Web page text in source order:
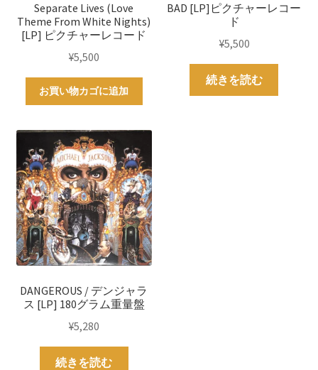
Separate Lives (Love
Theme From White Nights)
[LP] ピクチャーレコード
¥5,500
お買い物カゴに追加
BAD [LP]ピクチャーレコー
ド
¥5,500
続きを読む
DANGEROUS / デンジャラ
ス [LP] 180グラム重量盤
¥5,280
続きを読む